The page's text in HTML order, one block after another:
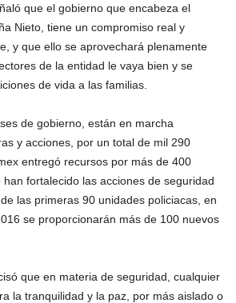
que el gobierno que encabeza el
Nieto, tiene un compromiso real y
y que ello se aprovechará plenamente
de la entidad le vaya bien y se
de vida a las familias.
de gobierno, están en marcha
y acciones, por un total de mil 290
entregó recursos por más de 400
fortalecido las acciones de seguridad
las primeras 90 unidades policiacas, en
se proporcionarán más de 100 nuevos
que en materia de seguridad, cualquier
la tranquilidad y la paz, por más aislado o